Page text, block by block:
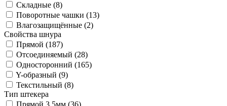
Складные (8)
Поворотные чашки (13)
Влагозащищённые (2)
Свойства шнура
Прямой (187)
Отсоединяемый (28)
Односторонний (165)
Y-образный (9)
Текстильный (8)
Тип штекера